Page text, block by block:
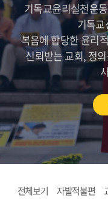
기독교윤리실천운
기독
복음에 합당한 윤리
신뢰받는 교회, 정
전체보기 자발적불편